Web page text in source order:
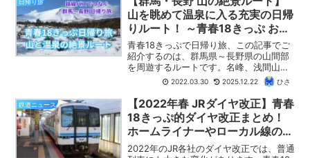
後は、東京湾フ...
日帰り旅
山を眺めて温泉に入る充実の日帰
りルート！ ～青春18きっぷ おす
すめ日帰り旅９～
青春18きっぷで日帰り旅、この記事でご
紹介するのは、群馬県～長野県の山間部
を周遊するルートです。名峰、浅間山を
眺めたり、沿線に点在する温泉に入った
りと、日帰りながら充実感のある旅がで
きるルートです。路線バスを利用するこ
とで、行き止まりの信越本線、吾妻線を
つなぐのがポイントです。
2022.03.30 2025.12.22 ひさ
鉄道ニュース
【2022年春 JRダイヤ改正】青春
18きっぷ的ダイヤ改正まとめ！
ホームライナーやローカル線の快
速・普通列車の減便多数、幹線も
2022年のJR各社のダイヤ改正では、普通